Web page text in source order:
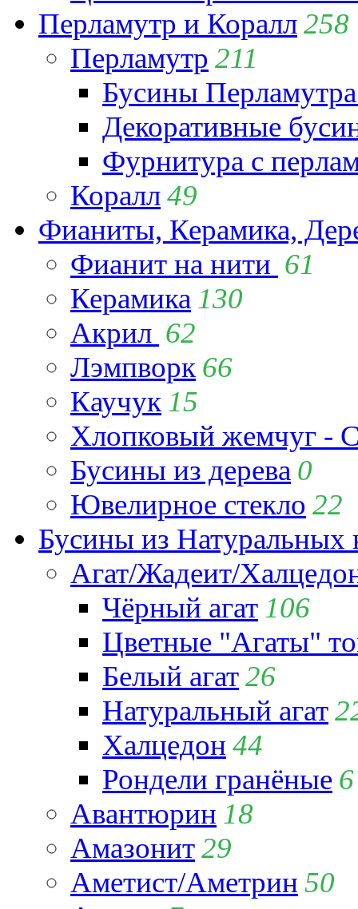
Перламутр и Коралл258
Перламутр 211
Бусины
Декоративные
Фурнитура с
Коралл49
Фианиты, Керамика,
Фианит на нити 61
Керамика 130
Акрил 62
Лэмпворк 66
Каучук 15
Хлопковый жемчуг -
Бусины из дерева 0
Ювелирное стекло 22
Бусины из Натуральных
Агат/Жадеит/
Чёрный агат 106
Цветные "Агаты"
Белый агат26
Натуральный агат
Халцедон 44
Рондели гранёные 6
Авантюрин 18
Амазонит29
Аметист/Аметрин 50